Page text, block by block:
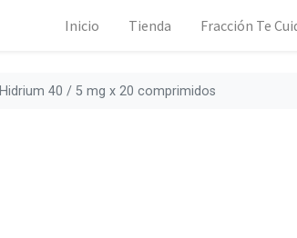
Inicio Tienda Fracción Te
Hidrium 40 / 5 mg x 20 comprimidos